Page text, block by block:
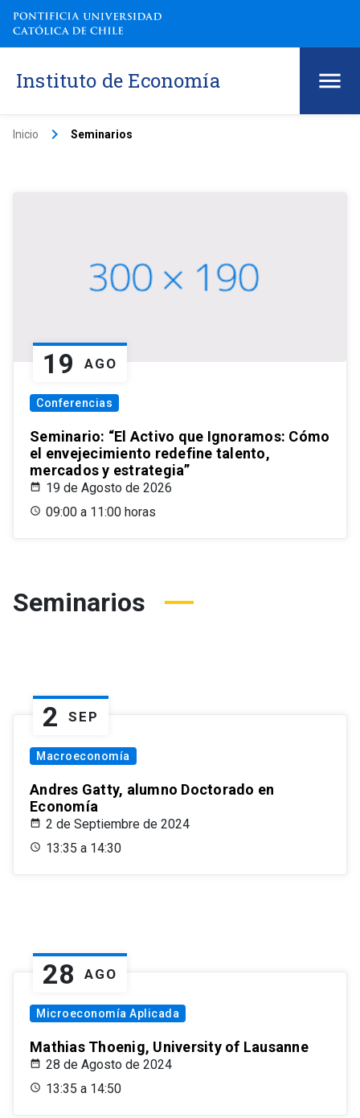
Instituto de Economía
Inicio keyboard_arrow_right Seminarios
19 AGO
Conferencias
Seminario: “El Activo que Ignoramos: Cómo
el envejecimiento redefine talento,
mercados y estrategia”
19 de Agosto de 2026
09:00 a 11:00 horas
Seminarios
2 SEP
Macroeconomía
Andres Gatty, alumno Doctorado en
Economía
2 de Septiembre de 2024
13:35 a 14:30
28 AGO
Microeconomía Aplicada
Mathias Thoenig, University of Lausanne
28 de Agosto de 2024
13:35 a 14:50